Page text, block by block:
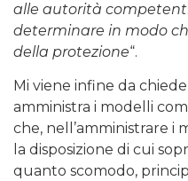
alle autorità
determinare in modo
della protezione“.
Mi viene infine da
amministra i modelli
che, nell’amministrare i
la disposizione di cui
quanto scomodo,